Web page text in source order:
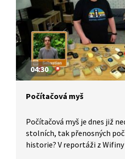
04:30
Počítačová myš
Počítačová myš je dnes již
stolních, tak přenosných
historie? V reportáži z